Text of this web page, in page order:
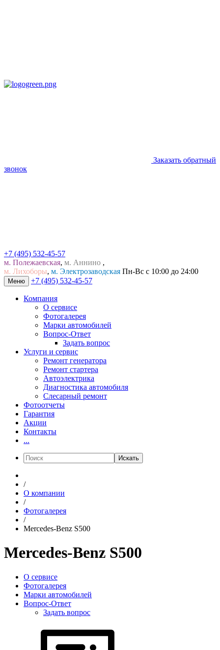
Заказать обратный
звонок
+7 (495) 532-45-57
м. Полежаевская, м. Аннино ,
м. Лихоборы, м. Электрозаводская Пн-Вс с 10:00 до 24:00
Меню +7 (495) 532-45-57
Компания
О сервисе
Фотогалерея
Марки автомобилей
Вопрос-Ответ
Задать вопрос
Услуги и сервис
Ремонт генератора
Ремонт стартера
Автоэлектрика
Диагностика автомобиля
Слесарный ремонт
Фотоотчеты
Гарантия
Акции
Контакты
...
Искать
/
О компании
/
Фотогалерея
/
Mercedes-Benz S500
Mercedes-Benz S500
О сервисе
Фотогалерея
Марки автомобилей
Вопрос-Ответ
Задать вопрос